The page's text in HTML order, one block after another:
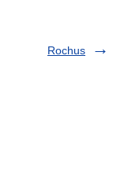
Rochus